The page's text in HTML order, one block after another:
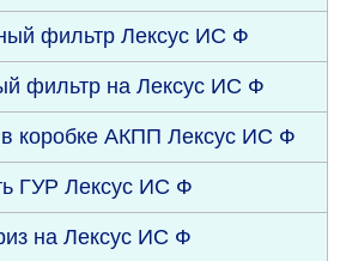
фильтр Лексус ИС Ф
фильтр на Лексус ИС Ф
коробке АКПП Лексус ИС Ф
ГУР Лексус ИС Ф
на Лексус ИС Ф